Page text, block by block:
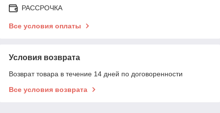
РАССРОЧКА
Все условия оплаты
Условия возврата
Возврат товара в течение 14 дней по договоренности
Все условия возврата